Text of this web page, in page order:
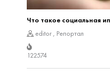
Что такое социальная
editor , Репортал
122574